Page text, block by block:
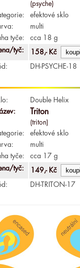
(psyche)
efektové sklo
multi
tyče:
cca 18 g
tyč:
158,- Kč
DH-PSYCHE-18
Double Helix
Triton
(triton)
efektové sklo
multi
tyče:
cca 17 g
tyč:
149,- Kč
DH-TRITON-17